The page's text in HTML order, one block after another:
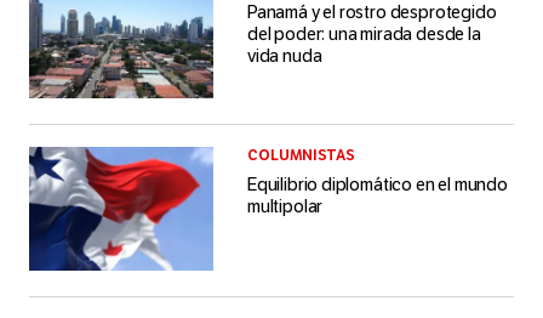
Panamá y el rostro desprotegido
del poder: una mirada desde la
vida nuda
COLUMNISTAS
Equilibrio diplomático en el mundo
multipolar